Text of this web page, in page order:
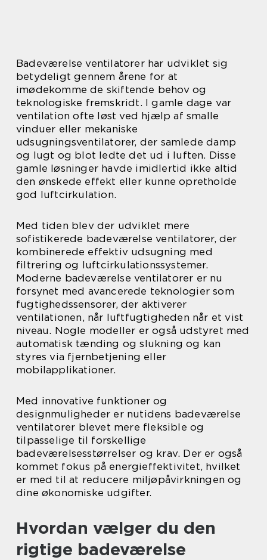
Badeværelse ventilatorer har udviklet sig
betydeligt gennem årene for at
imødekomme de skiftende behov og
teknologiske fremskridt. I gamle dage var
ventilation ofte løst ved hjælp af smalle
vinduer eller mekaniske
udsugningsventilatorer, der samlede damp
og lugt og blot ledte det ud i luften. Disse
gamle løsninger havde imidlertid ikke altid
den ønskede effekt eller kunne opretholde
god luftcirkulation.
Med tiden blev der udviklet mere
sofistikerede badeværelse ventilatorer, der
kombinerede effektiv udsugning med
filtrering og luftcirkulationssystemer.
Moderne badeværelse ventilatorer er nu
forsynet med avancerede teknologier som
fugtighedssensorer, der aktiverer
ventilationen, når luftfugtigheden når et vist
niveau. Nogle modeller er også udstyret med
automatisk tænding og slukning og kan
styres via fjernbetjening eller
mobilapplikationer.
Med innovative funktioner og
designmuligheder er nutidens badeværelse
ventilatorer blevet mere fleksible og
tilpasselige til forskellige
badeværelsesstørrelser og krav. Der er også
kommet fokus på energieffektivitet, hvilket
er med til at reducere miljøpåvirkningen og
dine økonomiske udgifter.
Hvordan vælger du den
rigtige badeværelse